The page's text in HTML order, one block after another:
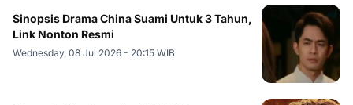
Sinopsis Drama China Suami Untuk 3 Tahun,
Link Nonton Resmi
Wednesday, 08 Jul 2026 - 20:15 WIB